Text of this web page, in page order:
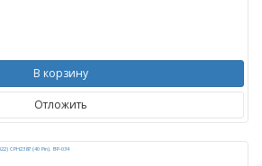
В корзину
Отложить